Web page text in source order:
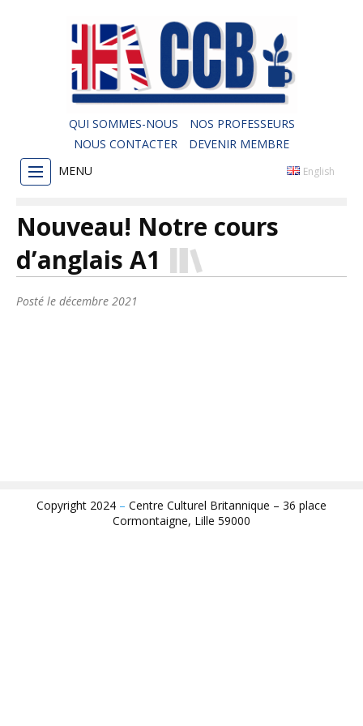
QUI SOMMES-NOUS
NOS PROFESSEURS
NOUS CONTACTER
DEVENIR MEMBRE
MENU
English
Nouveau! Notre cours
d’anglais A1
Posté le décembre 2021
Copyright 2024 – Centre Culturel Britannique – 36 place
Cormontaigne, Lille 59000